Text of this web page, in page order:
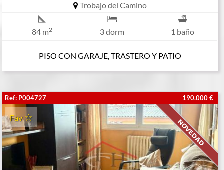
Trobajo del Camino
84 m2 3 dorm 1 baño
PISO CON GARAJE, TRASTERO Y PATIO
Ref: P004727 190.000 €
Fav